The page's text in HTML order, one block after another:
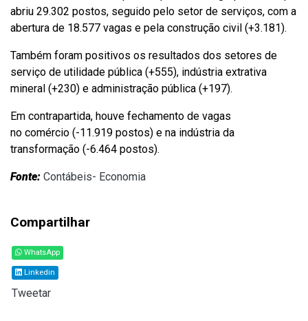
abriu 29.302 postos, seguido pelo setor de serviços, com a
abertura de 18.577 vagas e pela construção civil (+3.181).
Também foram positivos os resultados dos setores de
serviço de utilidade pública (+555), indústria extrativa
mineral (+230) e administração pública (+197).
Em contrapartida, houve fechamento de vagas
no comércio (-11.919 postos) e na indústria da
transformação (-6.464 postos).
Fonte: Contábeis- Economia
Compartilhar
WhatsApp
Linkedin
Tweetar